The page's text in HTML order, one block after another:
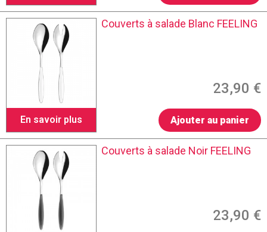
En savoir plus
Couverts à salade Blanc FEELING
23,90 €
Ajouter au panier
Couverts à salade Noir FEELING
23,90 €